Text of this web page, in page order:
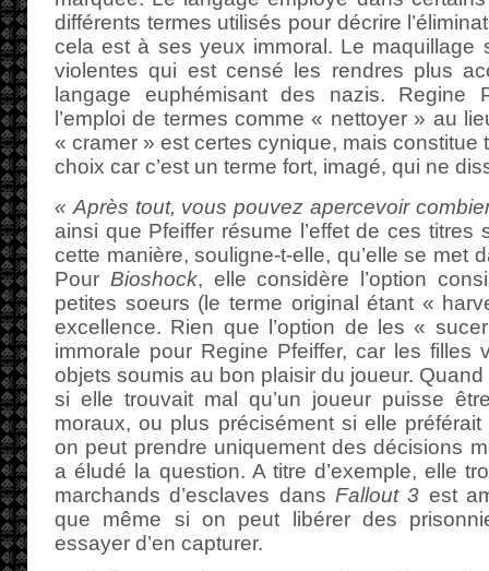
différents termes utilisés pour décrire
cela est à ses yeux immoral. Le maquillage
violentes qui est censé les rendres plus
langage euphémisant des nazis. Regine
l’emploi de termes comme « nettoyer » au
« cramer » est certes cynique, mais constitue
choix car c’est un terme fort, imagé, qui ne
« Après tout, vous pouvez apercevoir
ainsi que Pfeiffer résume l’effet de ces titres
cette manière, souligne-t-elle, qu’elle se met
Pour Bioshock, elle considère l’option
petites soeurs (le terme original étant «
excellence. Rien que l’option de les «
immorale pour Regine Pfeiffer, car les filles
objets soumis au bon plaisir du joueur.
si elle trouvait mal qu’un joueur puisse
moraux, ou plus précisément si elle
on peut prendre uniquement des décisions
a éludé la question. A titre d’exemple, elle
marchands d’esclaves dans Fallout 3 est
que même si on peut libérer des
essayer d’en capturer.